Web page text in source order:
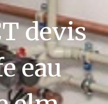
devis
eau